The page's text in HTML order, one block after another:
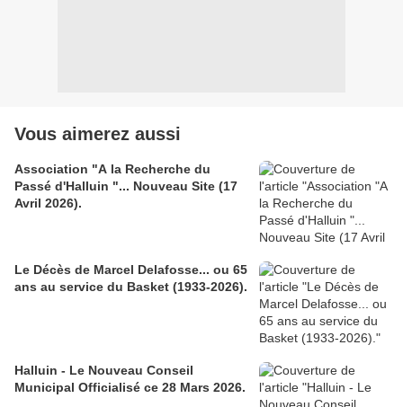
Vous aimerez aussi
Association "A la Recherche du
Passé d'Halluin "... Nouveau Site (17
Avril 2026).
Le Décès de Marcel Delafosse... ou 65
ans au service du Basket (1933-2026).
Halluin - Le Nouveau Conseil
Municipal Officialisé ce 28 Mars 2026.